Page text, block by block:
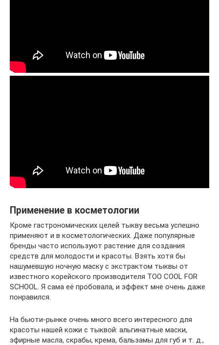
Применение в косметологии
Кроме гастрономических целей тыкву весьма успешно
применяют и в косметологических. Даже популярные
бренды часто используют растение для создания
средств для молодости и красоты. Взять хотя бы
нашумевшую ночную маску с экстрактом тыквы от
известного корейского производителя TOO COOL FOR
SCHOOL. Я сама её пробовала, и эффект мне очень даже
понравился.
На бьюти-рынке очень много всего интересного для
красоты нашей кожи с тыквой: альгинатные маски,
эфирные масла, скрабы, крема, бальзамы для губ и т. д.,